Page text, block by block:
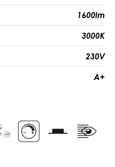
1600lm
3000K
230V
A+